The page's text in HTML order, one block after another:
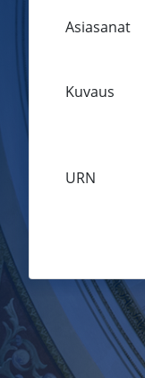
Asiasanat
Kuvaus
URN